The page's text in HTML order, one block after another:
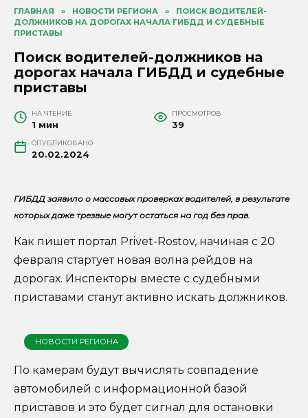
ГЛАВНАЯ » НОВОСТИ РЕГИОНА »
ПОИСК ВОДИТЕЛЕЙ-
ДОЛЖНИКОВ НА ДОРОГАХ НАЧАЛА ГИБДД И СУДЕБНЫЕ
ПРИСТАВЫ
Поиск водителей-должников на
дорогах начала ГИБДД и судебные
приставы
НА ЧТЕНИЕ
1 мин
ПРОСМОТРОВ
39
ОПУБЛИКОВАНО
20.02.2024
ГИБДД заявило о массовых проверках водителей, в результате
которых даже трезвые могут остаться на год без прав.
Как пишет портал Privet-Rostov, начиная с 20
февраля стартует новая волна рейдов на
дорогах. Инспекторы вместе с судебными
приставами станут активно искать должников.
НОВОСТИ РЕГИОНА
По камерам будут вычислять совпадение
автомобилей с информационной базой
приставов и это будет сигнал для остановки